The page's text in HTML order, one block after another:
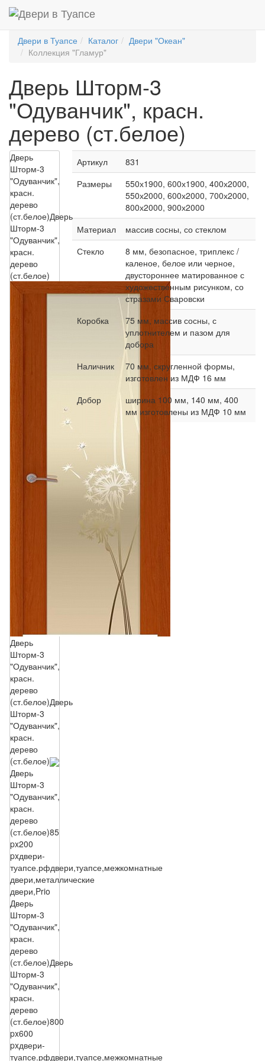
Двери в Туапсе Каталог
Двери "Океан"
Коллекция "Гламур"
Дверь Шторм-3
"Одуванчик", красн.
дерево (ст.белое)
Дверь
Шторм-3
"Одуванчик",
красн.
дерево
(ст.белое)Дверь
Шторм-3
"Одуванчик",
красн.
дерево
(ст.белое)
Дверь
Шторм-3
"Одуванчик",
красн.
дерево
(ст.белое)Дверь
Шторм-3
"Одуванчик",
красн.
дерево
(ст.белое)
Дверь
Шторм-3
"Одуванчик",
красн.
дерево
(ст.белое)85
px200
pxдвери-
туапсе.рфдвери,туапсе,межкомнатные
двери,металлические
двери,Prio
Дверь
Шторм-3
"Одуванчик",
красн.
дерево
(ст.белое)Дверь
Шторм-3
"Одуванчик",
красн.
дерево
(ст.белое)800
px600
pxдвери-
туапсе.рфдвери,туапсе,межкомнатные
Артикул
831
Размеры
550х1900, 600х1900, 400х2000,
550х2000, 600х2000, 700х2000,
800х2000, 900х2000
Материал
массив сосны, со стеклом
Стекло
8 мм, безопасное, триплекс /
каленое, белое или черное,
двустороннее матированное с
художественным рисунком, со
стразами Сваровски
Коробка
75 мм, массив сосны, с
уплотнителем и пазом для
добора
Наличник
70 мм, скругленной формы,
изготовлен из МДФ 16 мм
Добор
ширина 100 мм, 140 мм, 400
мм изготовлены из МДФ 10 мм